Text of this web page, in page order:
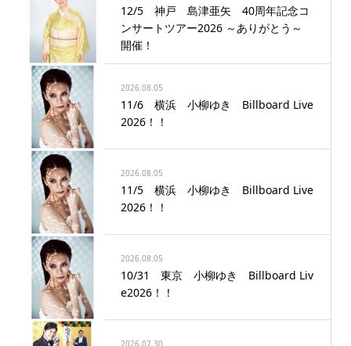
12/5 神戸 島津亜矢 40周年記念コ
ンサートツアー2026 ～ありがとう～
開催！
2026.08.05
11/6 横浜 小柳ゆき Billboard Live
2026！！
2026.08.05
11/5 横浜 小柳ゆき Billboard Live
2026！！
2026.08.05
10/31 東京 小柳ゆき Billboard Liv
e2026！！
2026.07.30